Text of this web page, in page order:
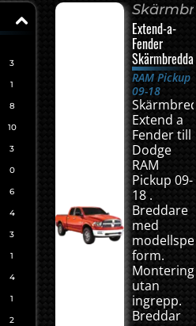
3
1
8
10
3
0
6
4
3
1
4
1
2
Extend-a-
Fender
RAM Pickup
09-18
Extend a
Fender till
Dodge
RAM
Pickup 09-
18 .
Breddare
med
form.
Montering
utan
ingrepp.
Breddar